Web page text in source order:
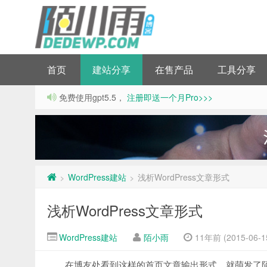
首页 建站分享 在售产品 工具分享
免费使用gpt5.5， 注册即送一个月Pro>>>
> WordPress建站 > 浅析WordPress文章形式
浅析WordPress文章形式
WordPress建站 陌小雨 11年前 (2015-06-
在博友处看到这样的首页文章输出形式，就萌发